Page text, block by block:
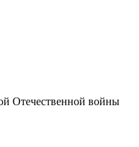
Отечественной войны